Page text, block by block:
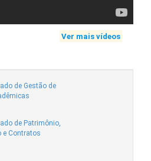
Ver mais vídeos
de Gestão de
de Patrimônio,
e Contratos